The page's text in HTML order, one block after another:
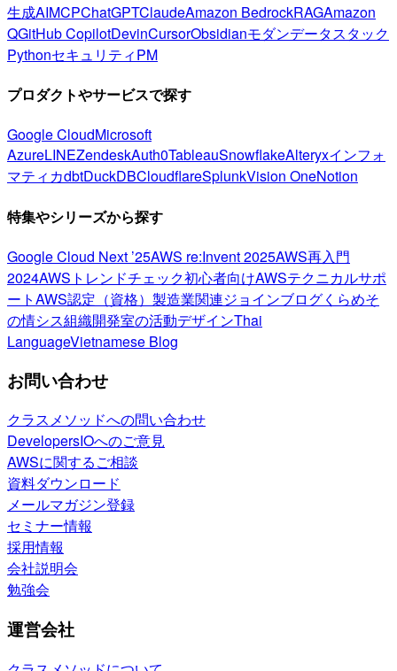
生成AIMCPChatGPTClaudeAmazon BedrockRAGAmazon
QGitHub CopilotDevinCursorObsidianモダンデータスタック
PythonセキュリティPM
プロダクトやサービスで探す
Google CloudMicrosoft
AzureLINEZendeskAuth0TableauSnowflakeAlteryxインフォ
マティカdbtDuckDBCloudflareSplunkVision OneNotion
特集やシリーズから探す
Google Cloud Next ’25AWS re:Invent 2025AWS再入門
2024AWSトレンドチェック初心者向けAWSテクニカルサポ
ートAWS認定（資格） 製造業関連ジョインブログくらめそ
の情シス組織開発室の活動デザインThai
LanguageVietnamese Blog
お問い合わせ
クラスメソッドへの問い合わせ
DevelopersIOへのご意見
AWSに関するご相談
資料ダウンロード
メールマガジン登録
セミナー情報
採用情報
会社説明会
勉強会
運営会社